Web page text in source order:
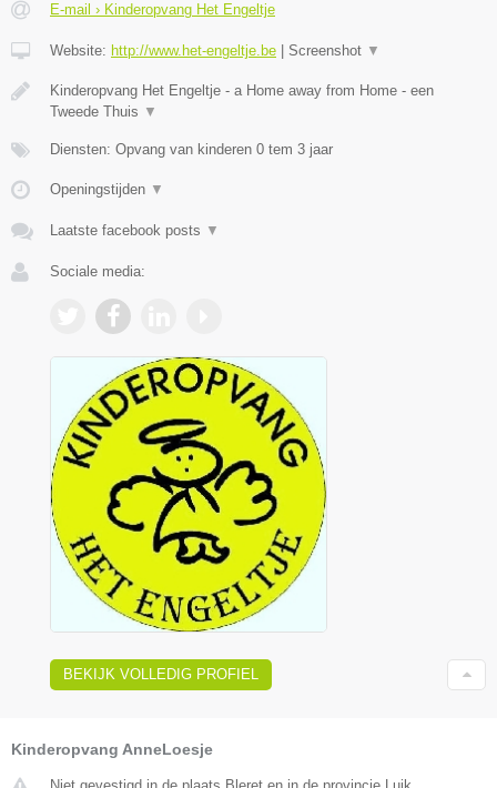
E-mail › Kinderopvang Het Engeltje
Website: http://www.het-engeltje.be Screenshot ▼
Kinderopvang Het Engeltje - a Home away from Home - een
Tweede Thuis ▼
Diensten: Opvang van kinderen 0 tem 3 jaar
Openingstijden ▼
Laatste facebook posts ▼
Sociale media:
BEKIJK VOLLEDIG PROFIEL
Kinderopvang AnneLoesje